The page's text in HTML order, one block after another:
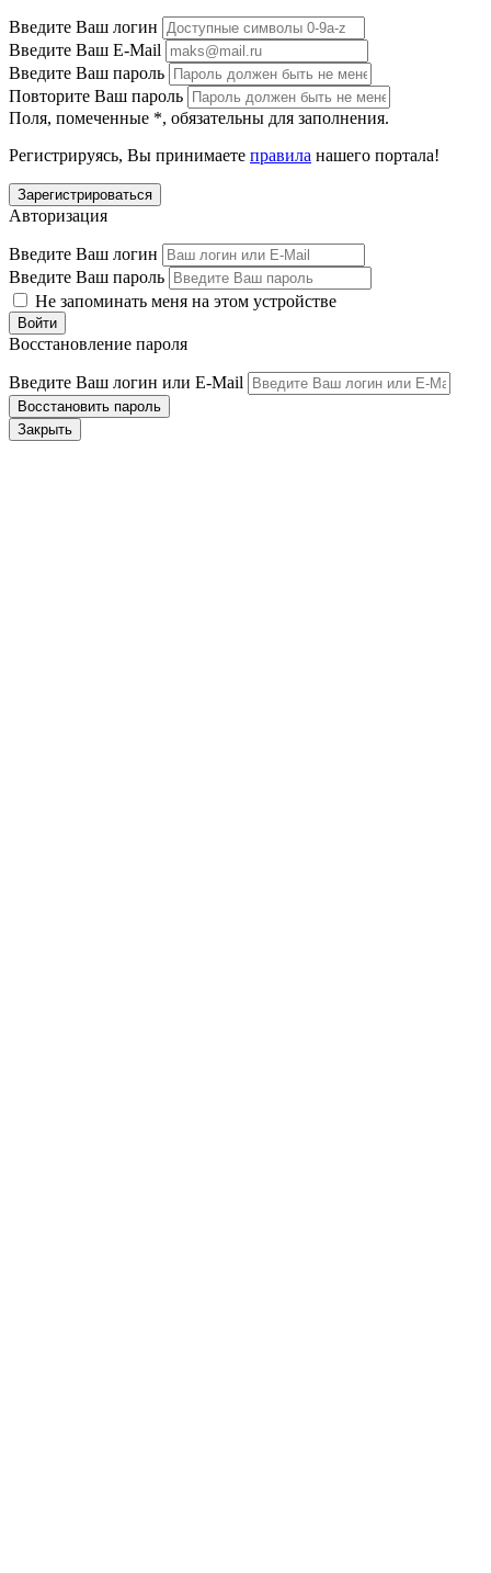
Введите Ваш логин
Введите Ваш E-Mail
Введите Ваш пароль
Повторите Ваш пароль
Поля, помеченные *, обязательны для заполнения.
Регистрируясь, Вы принимаете правила нашего портала!
Авторизация
Введите Ваш логин
Введите Ваш пароль
Не запоминать меня на этом устройстве
Восстановление пароля
Введите Ваш логин или E-Mail
Закрыть